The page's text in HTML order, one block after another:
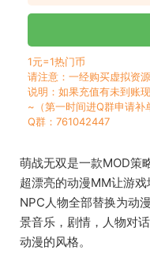
1元=1热门币
请注意：一经购买虚拟资源
说明：如果充值有未到账
~（第一时间进Q群申请补
Q群：761042447
萌战无双是一款MOD策
超漂亮的动漫MM让游
NPC人物全部替换为动
景音乐，剧情，人物对
动漫的风格。